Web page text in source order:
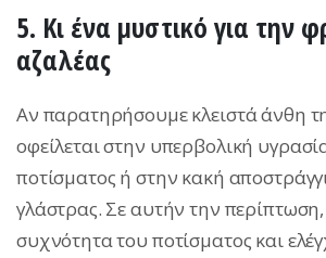
5. Κι ένα μυστικό για την
αζαλέας
Αν παρατηρήσουμε κλειστά άνθη
οφείλεται στην υπερβολική
ποτίσματος ή στην κακή
γλάστρας. Σε αυτήν την
συχνότητα του ποτίσματος και